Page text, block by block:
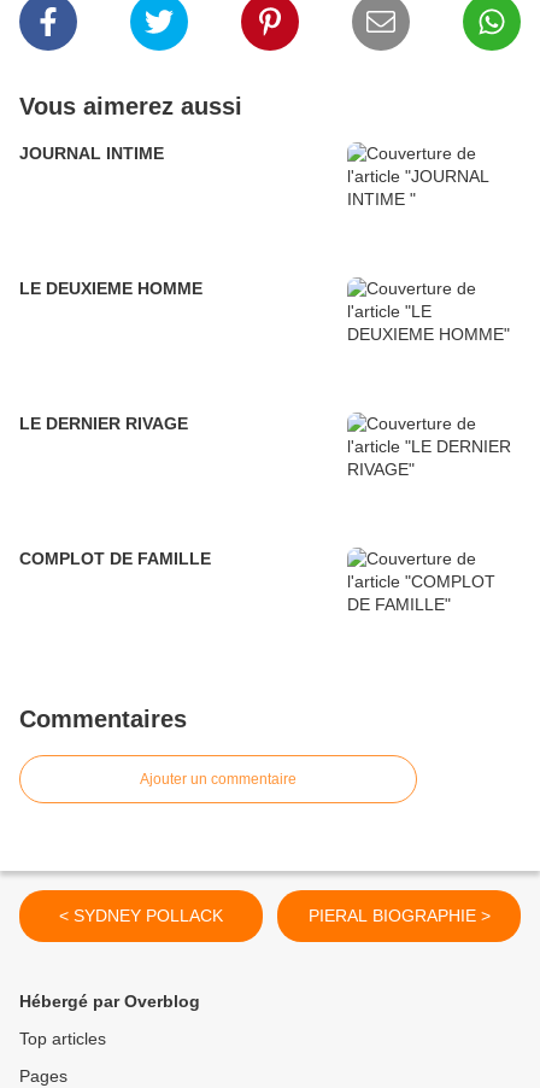
Vous aimerez aussi
JOURNAL INTIME
LE DEUXIEME HOMME
LE DERNIER RIVAGE
COMPLOT DE FAMILLE
Commentaires
Ajouter un commentaire
< SYDNEY POLLACK PIERAL BIOGRAPHIE >
Hébergé par Overblog
Top articles
Pages